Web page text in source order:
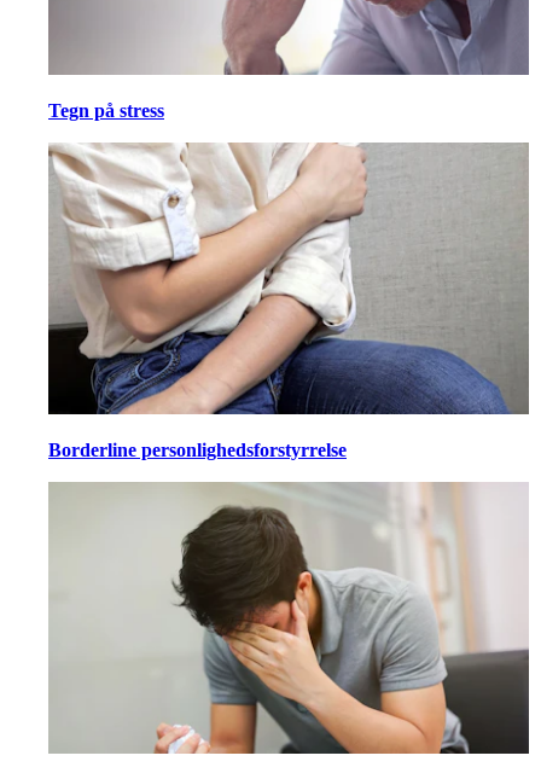
Tegn på stress
Borderline personlighedsforstyrrelse